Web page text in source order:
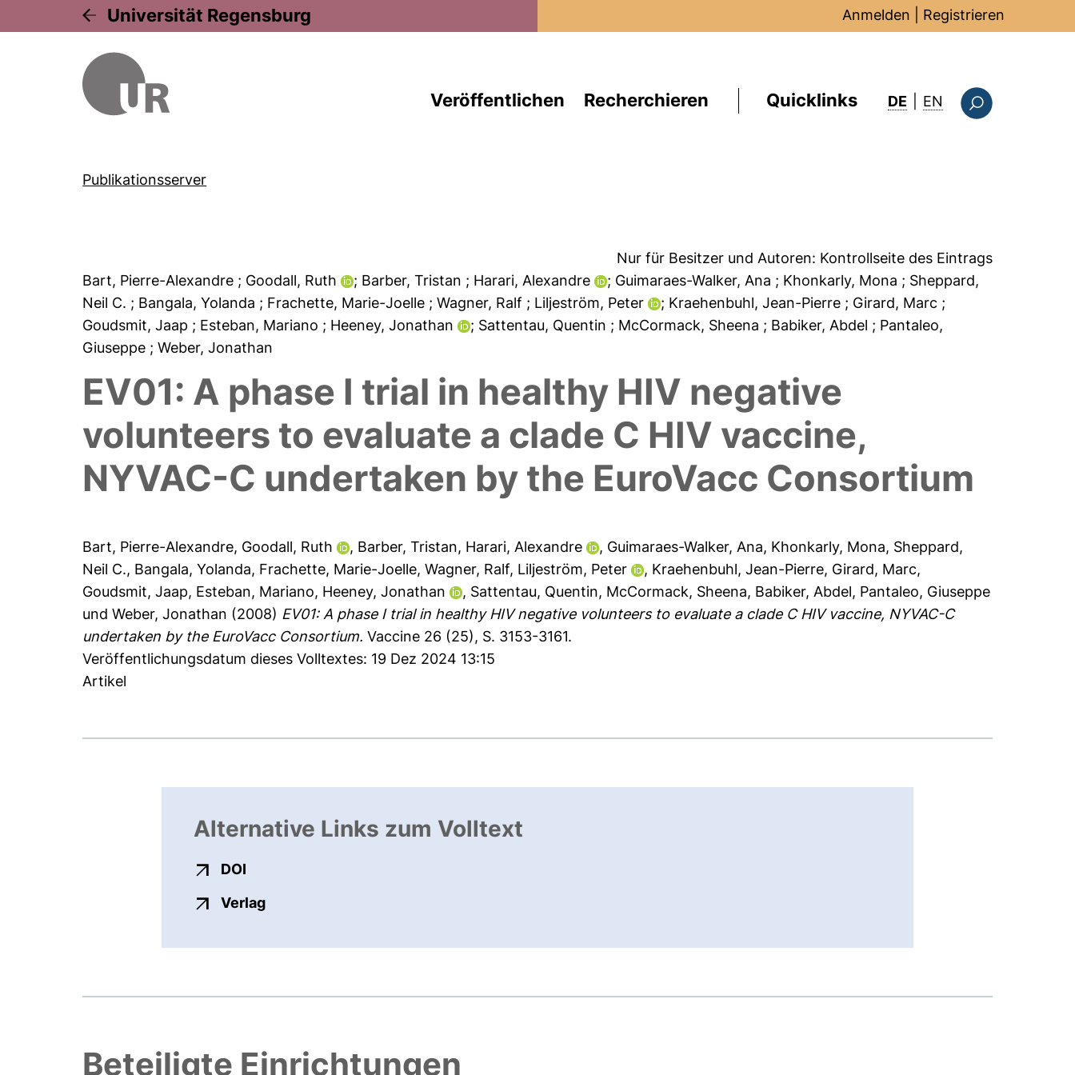
Universität Regensburg Anmelden Registrieren
Veröffentlichen Recherchieren Quicklinks DE EN : this page in
Publikationsserver
Nur für Besitzer und Autoren: Kontrollseite des Eintrags
Bart, Pierre-Alexandre ; Goodall, Ruth ; Barber, Tristan ; Harari, Alexandre ; Guimaraes-Walker, Ana ; Khonkarly, Mona ; Sheppard,
Neil C. ; Bangala, Yolanda ; Frachette, Marie-Joelle ; Wagner, Ralf ; Liljeström, Peter ; Kraehenbuhl, Jean-Pierre ; Girard, Marc ;
Goudsmit, Jaap ; Esteban, Mariano ; Heeney, Jonathan ; Sattentau, Quentin ; McCormack, Sheena ; Babiker, Abdel ; Pantaleo,
Giuseppe ; Weber, Jonathan
EV01: A phase I trial in healthy HIV negative
volunteers to evaluate a clade C HIV vaccine,
NYVAC-C undertaken by the EuroVacc Consortium
Bart, Pierre-Alexandre, Goodall, Ruth , Barber, Tristan, Harari, Alexandre , Guimaraes-Walker, Ana, Khonkarly, Mona, Sheppard,
Neil C., Bangala, Yolanda, Frachette, Marie-Joelle,Wagner, Ralf, Liljeström, Peter , Kraehenbuhl, Jean-Pierre, Girard, Marc,
Goudsmit, Jaap, Esteban, Mariano, Heeney, Jonathan , Sattentau, Quentin, McCormack, Sheena, Babiker, Abdel, Pantaleo, Giuseppe
undWeber, Jonathan (2008) EV01: A phase I trial in healthy HIV negative volunteers to evaluate a clade C HIV vaccine, NYVAC-C
undertaken by the EuroVacc Consortium. Vaccine 26 (25), S. 3153-3161.
Veröffentlichungsdatum dieses Volltextes: 19 Dez 2024 13:15
Artikel
Alternative Links zum Volltext
DOI
Verlagexterner Link, öffnet neues Fenster
Beteiligte Einrichtungen